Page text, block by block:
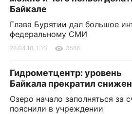
Байкале
Глава Бурятии дал большое
федеральному СМИ
28.04.18, 1:10 3586
Гидрометцентр: уровень
Байкала прекратил
Озеро начало заполняться за
пояснили в учреждении